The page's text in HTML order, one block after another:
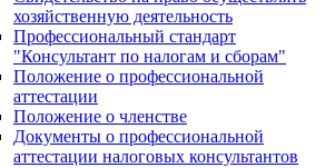
хозяйственную деятельность
Профессиональный стандарт
"Консультант по налогам и сборам"
Положение о профессиональной
аттестации
Положение о членстве
Документы о профессиональной
аттестации налоговых консультантов